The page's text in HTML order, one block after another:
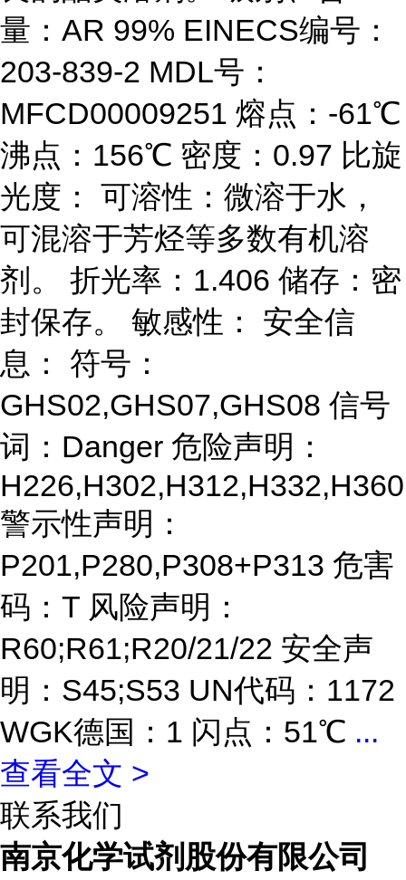
量：AR 99% EINECS编号：
203-839-2 MDL号：
MFCD00009251 熔点：-61℃
沸点：156℃ 密度：0.97 比旋
光度： 可溶性：微溶于水，
可混溶于芳烃等多数有机溶
剂。 折光率：1.406 储存：密
封保存。 敏感性： 安全信
息： 符号：
GHS02,GHS07,GHS08 信号
词：Danger 危险声明：
H226,H302,H312,H332,H360
警示性声明：
P201,P280,P308+P313 危害
码：T 风险声明：
R60;R61;R20/21/22 安全声
明：S45;S53 UN代码：1172
WGK德国：1 闪点：51℃ ...
查看全文 >
联系我们
南京化学试剂股份有限公司